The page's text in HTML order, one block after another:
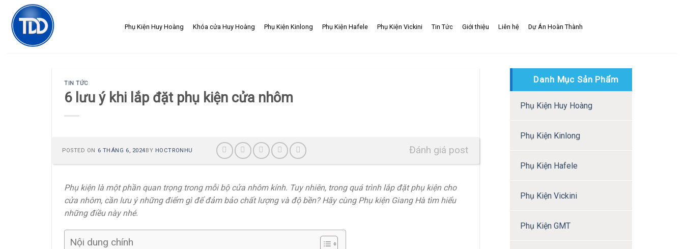
content
Phụ Kiện Huy Hoàng Khóa cửa Huy Hoàng Phụ Kiện Kinlong Phụ Kiện Hafele Phụ Kiện Vickini Tin Tức Giới thiệu Liên hệ Dự Án Hoàn Thành
TIN TỨC
6 lưu ý khi lắp đặt phụ kiện cửa nhôm
POSTED ON 6 THÁNG 6, 2024BY HOCTRONHU Đánh giá post
Phụ kiện là một phần quan trọng trong mỗi bộ cửa nhôm kính. Tuy nhiên, trong quá trình lắp đặt phụ kiện cho
cửa nhôm, cần lưu ý những điểm gì để đảm bảo chất lượng và độ bền? Hãy cùng Phụ kiện Giang Hà tìm hiểu
những điều này nhé.
Nội dung chính
Danh Mục Sản Phẩm
Phụ Kiện Huy Hoàng
Phụ Kiện Kinlong
Phụ Kiện Hafele
Phụ Kiện Vickini
Phụ Kiện GMT